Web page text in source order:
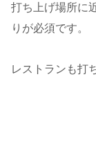
打ち上げ場所に
りが必須です。
レストランも打